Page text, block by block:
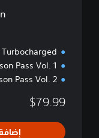
Turbocharged
Pass Vol. 1
Pass Vol. 2
$79.99